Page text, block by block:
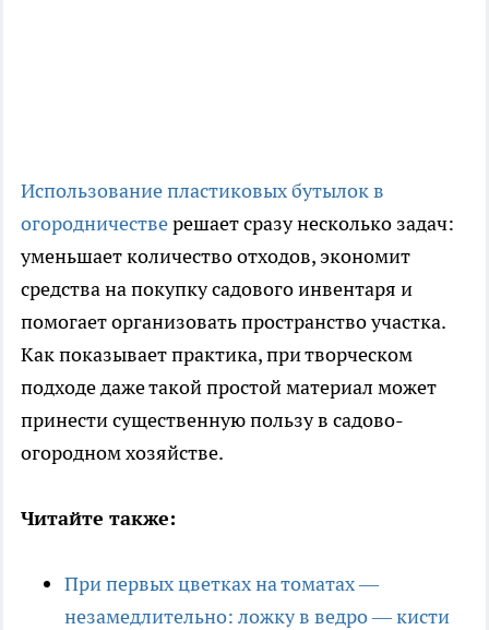
Использование пластиковых бутылок в
огородничестверешает сразу несколько задач:
уменьшает количество отходов, экономит
средства на покупку садового инвентаря и
помогает организовать пространство участка.
Как показывает практика, при творческом
подходе даже такой простой материал может
принести существенную пользу в садово-
огородном хозяйстве.
Читайте также:
При первых цветках на томатах —
незамедлительно: ложку в ведро — кисти